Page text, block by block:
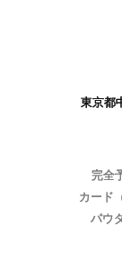
東京都
完全
カード
パウ